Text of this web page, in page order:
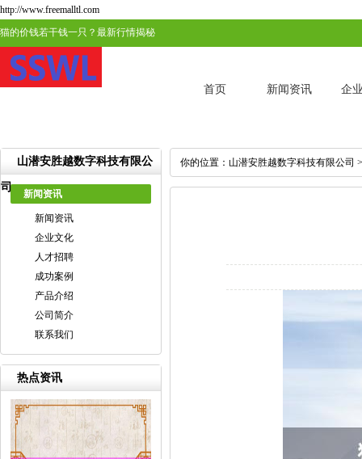
http://www.freemalltl.com
猫的价钱若干钱一只？最新行情揭秘
首页 新闻资讯 企
山潜安胜越数字科技有限公
司
新闻资讯
新闻资讯
企业文化
人才招聘
成功案例
产品介绍
公司简介
联系我们
热点资讯
你的位置： 山潜安胜越数字科技有限公司